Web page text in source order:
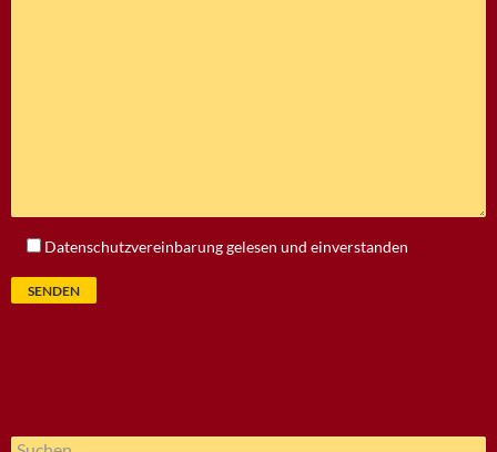
Datenschutzvereinbarunggelesen und einverstanden
Suchen